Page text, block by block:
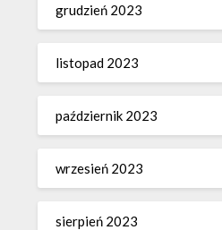
grudzień 2023
listopad 2023
październik 2023
wrzesień 2023
sierpień 2023